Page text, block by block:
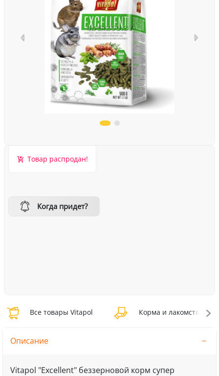
Товар распродан!
Когда придет?
Все товары Vitapol Корма и лакомства
Описание
Vitapol "Excellent" беззерновой корм супер